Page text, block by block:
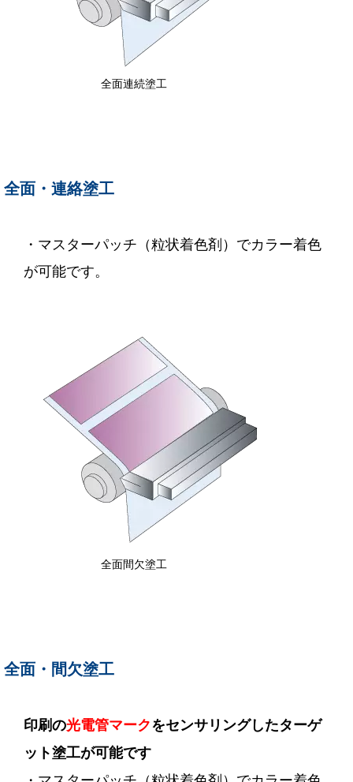
全面連続塗工
全面・連絡塗工
・マスターパッチ（粒状着色剤）でカラー着色
が可能です。
全面間欠塗工
全面・間欠塗工
印刷の光電管マークをセンサリングしたターゲ
ット塗工が可能です